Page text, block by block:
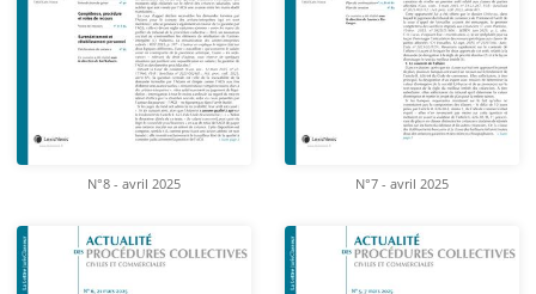
N°8 - avril 2025 N°7 - avril 2025